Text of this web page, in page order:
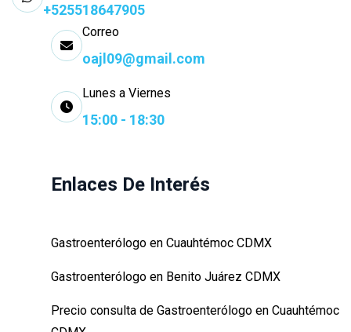
+525518647905
Correo
oajl09@gmail.com
Lunes a Viernes
15:00 - 18:30
Enlaces De Interés
Gastroenterólogo en Cuauhtémoc CDMX
Gastroenterólogo en Benito Juárez CDMX
Precio consulta de Gastroenterólogo en Cuauhtémoc